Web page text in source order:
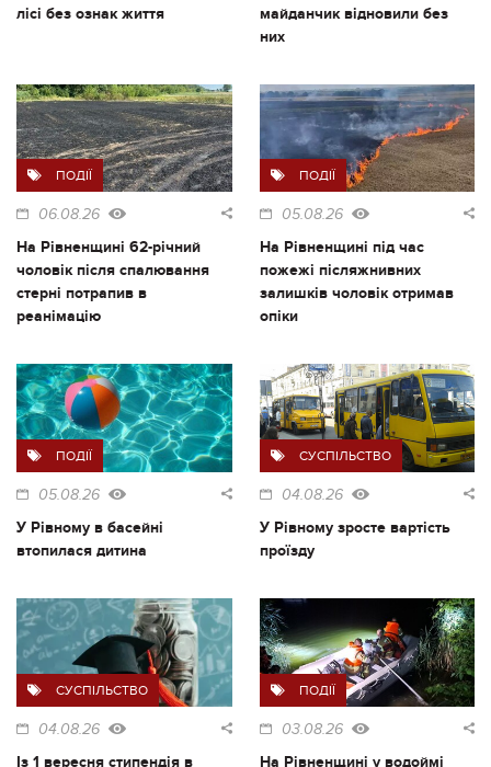
лісі без ознак життя
майданчик відновили без
них
ПОДІЇ
06.08.26
На Рівненщині 62-річний
чоловік після спалювання
стерні потрапив в
реанімацію
ПОДІЇ
05.08.26
На Рівненщині під час
пожежі післяжнивних
залишків чоловік отримав
опіки
ПОДІЇ
05.08.26
У Рівному в басейні
втопилася дитина
СУСПІЛЬСТВО
04.08.26
У Рівному зросте вартість
проїзду
СУСПІЛЬСТВО
04.08.26
Із 1 вересня стипендія в
ПОДІЇ
03.08.26
На Рівненщині у водоймі